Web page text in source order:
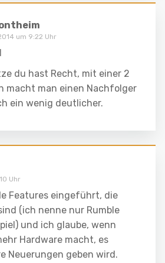
um 9:22 Uhr
du hast Recht, mit einer 2
macht man einen Nachfolger
ein wenig deutlicher.
Uhr
Features eingeführt, die
(ich nenne nur Rumble
und ich glaube, wenn
Hardware macht, es
Neuerungen geben wird.